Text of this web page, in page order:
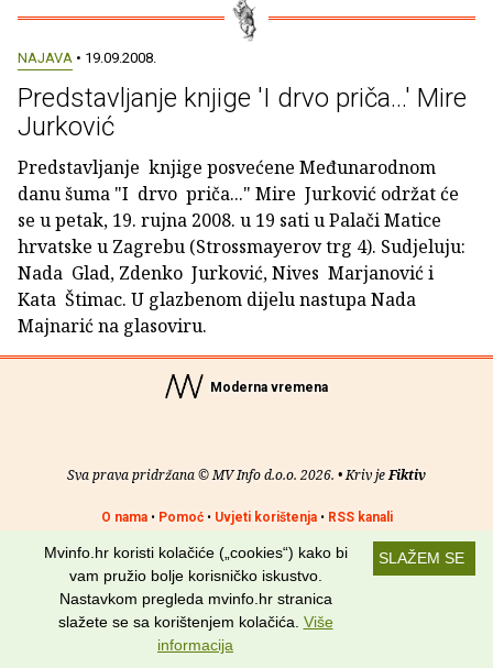
NAJAVA • 19.09.2008.
Predstavljanje knjige 'I drvo priča...' Mire
Jurković
Predstavljanje knjige posvećene Međunarodnom
danu šuma "I drvo priča..." Mire Jurković održat će
se u petak, 19. rujna 2008. u 19 sati u Palači Matice
hrvatske u Zagrebu (Strossmayerov trg 4). Sudjeluju:
Nada Glad, Zdenko Jurković, Nives Marjanović i
Kata Štimac. U glazbenom dijelu nastupa Nada
Majnarić na glasoviru.
Moderna vremena
Sva prava pridržana © MV Info d.o.o. 2026. • Kriv jeFiktiv
O nama• Pomoć• Uvjeti korištenja• RSS kanali
Potraži nas na: SLAŽEM SE
Mvinfo.hr koristi kolačiće („cookies“) kako bi
vam pružio bolje korisničko iskustvo.
Nastavkom pregleda mvinfo.hr stranica
slažete se sa korištenjem kolačića. Više
informacija